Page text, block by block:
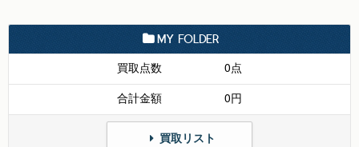
MY FOLDER
買取点数
0点
合計金額
0円
買取リスト